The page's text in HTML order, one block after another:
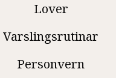
Lover
Varslingsrutinar
Personvern